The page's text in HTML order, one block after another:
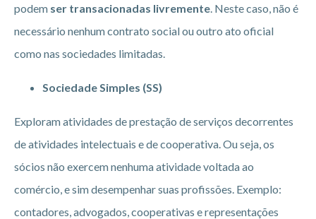
podem ser transacionadas livremente . Neste caso, não é
necessário nenhum contrato social ou outro ato oficial
como nas sociedades limitadas.
Sociedade Simples (SS)
Exploram atividades de prestação de serviços decorrentes
de atividades intelectuais e de cooperativa. Ou seja, os
sócios não exercem nenhuma atividade voltada ao
comércio, e sim desempenhar suas profissões. Exemplo:
contadores, advogados, cooperativas e representações